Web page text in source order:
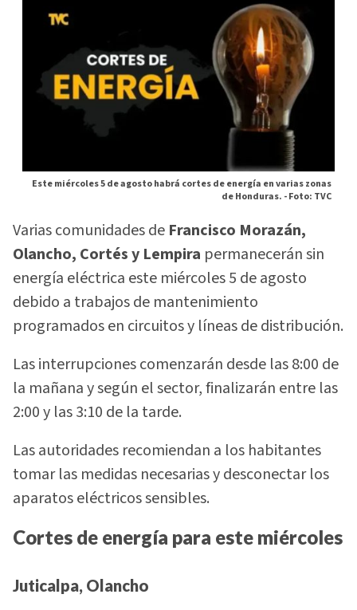
Este miércoles 5 de agosto habrá cortes de energía en varias zonas
de Honduras. -Foto: TVC
Varias comunidades de Francisco Morazán,
Olancho, Cortés y Lempira permanecerán sin
energía eléctrica este miércoles 5 de agosto
debido a trabajos de mantenimiento
programados en circuitos y líneas de distribución.
Las interrupciones comenzarán desde las 8:00 de
la mañana y según el sector, finalizarán entre las
2:00 y las 3:10 de la tarde.
Las autoridades recomiendan a los habitantes
tomar las medidas necesarias y desconectar los
aparatos eléctricos sensibles.
Cortes de energía para este miércoles
Juticalpa, Olancho